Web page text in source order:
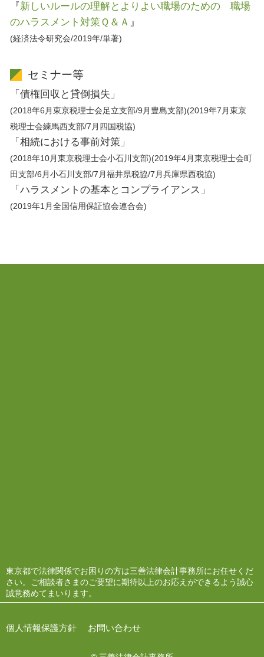
『 新しいルールの理解とよりよい職場のための 職場
のハラスメント対策Ｑ＆Ａ 』
(経済法令研究会/2019年/単著)
セミナー等
「債権回収と貸倒損失」
(2018年6月東京税理士会足立支部/9月豊島支部)(2019年7月東京
税理士会練馬西支部/7月四国税協)
「相続における事前対策」
(2018年10月東京税理士会小石川支部)(2019年4月東京税理士会町
田支部/6月小石川支部/7月福井県税協/7月兵庫県西税協)
「ハラスメントの基本とコンプライアンス」
(2019年1月全国信用保証協会連合会)
東京都で法律関係でお困りの方は三善法律会計事務所にお任せくだ
さい。ご相談者さまのご要望に期待以上のお応えができるよう誠心
誠意務めてまいります。
個人情報保護方針 お問い合わせ